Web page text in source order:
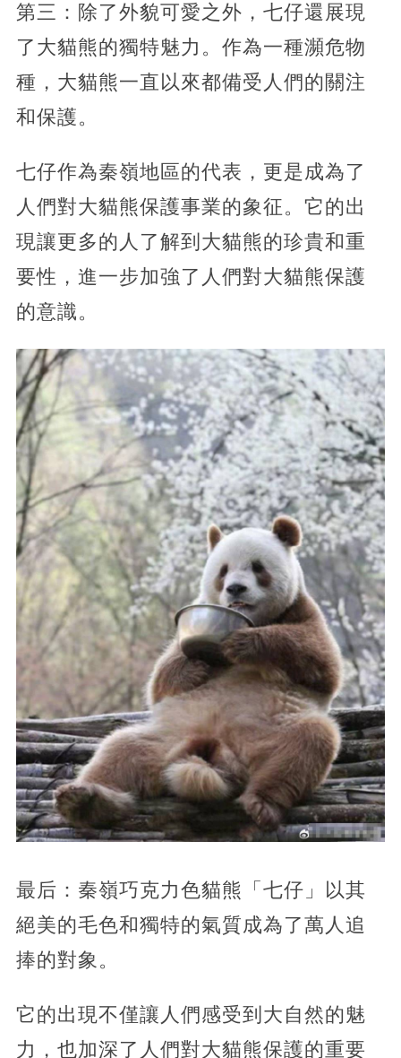
第三：除了外貌可愛之外，七仔還展現
了大貓熊的獨特魅力。作為一種瀕危物
種，大貓熊一直以來都備受人們的關注
和保護。
七仔作為秦嶺地區的代表，更是成為了
人們對大貓熊保護事業的象征。它的出
現讓更多的人了解到大貓熊的珍貴和重
要性，進一步加強了人們對大貓熊保護
的意識。
最后：秦嶺巧克力色貓熊「七仔」以其
絕美的毛色和獨特的氣質成為了萬人追
捧的對象。
它的出現不僅讓人們感受到大自然的魅
力，也加深了人們對大貓熊保護的重要